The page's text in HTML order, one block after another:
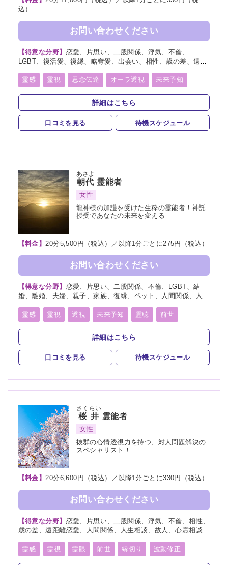
込）
お問い合わせください
【得意な分野】 恋愛、片思い、二股関係、浮気、不倫、
LGBT、復活愛、復縁、略奪愛、出会い、相性、歳の差、遠距
教育、介護、進路、学業、受験、仕事、就職、天職、転職、適
職、経営、人間関係、人生相談、健康、金運、引越し、開運、
故人、相手の気持ち、総合運、運勢、過去、未来、将来、心霊
相談、心霊写真、命名、改名、ペット、霊障、カルマ、縁結
び、縁切り
霊感 霊視 思念伝達 オーラ透視 未来予知
霊聴 守護霊 チャネリング オーラリーディング
スピリチュアルカウンセリング 言霊
アカシックリーディング 縁結び 縁切り 浄霊
浄化 祈願 供養 先祖供養 写真供養 人形供養
詳細はこちら
口コミを見る 待機スケジュール
朝代
あさよ
霊能者
女性
龍神様の加護を受けた生粋の霊能者！神託
授受であなたの未来を変える
【料金】20分5,500円（税込）／以降1分ごとに275円（税込）
お問い合わせください
【得意な分野】 恋愛、片思い、二股関係、不倫、LGBT、結
婚、離婚、夫婦、親子、家族、復縁、ペット、人間関係、人生
越し、開運、故人、教育、過去、浮気、縁結び、縁切り
霊感 霊視 透視 未来予知 霊聴 前世
守護霊 死者霊の降霊 除霊 浄霊 波動修正
自動書記
詳細はこちら
口コミを見る 待機スケジュール
桜井
さくらい
霊能者
女性
抜群の心情透視力を持つ、対人問題解決の
スペシャリスト！
【料金】20分6,600円（税込）／以降1分ごとに330円（税込）
お問い合わせください
【得意な分野】 恋愛、片思い、二股関係、浮気、不倫、相性、
歳の差、遠距離恋愛、人間関係、人生相談、故人、心霊相談、
総合運、心霊写真
霊感 霊視 霊眼 前世 縁切り 波動修正